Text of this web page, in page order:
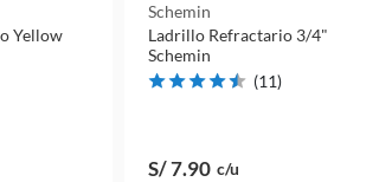
Yellow
Schemin
Ladrillo Refractario 3/4"
Schemin
(11)
S/ 7.90 c/u